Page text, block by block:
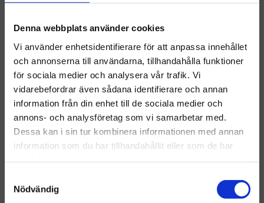
Denna webbplats använder cookies
Vi använder enhetsidentifierare för att anpassa innehållet
och annonserna till användarna, tillhandahålla funktioner
för sociala medier och analysera vår trafik. Vi
vidarebefordrar även sådana identifierare och annan
information från din enhet till de sociala medier och
annons- och analysföretag som vi samarbetar med.
Dessa kan i sin tur kombinera informationen med annan
information som du har tillhandahållit eller som de har
Nödvändig
​Saxmoppgarn Meraklon
Anpassad för stora ytor och
öppna golvytor Används
stativets position
324kr
KÖP
​Swep Single r-
Swep Single r-MicroTech Pro
är utvecklad för
professionella miljöer med
och hållbarhet
349kr
Lägg
Välkommen till hygieneleeds.se
Vill du handla som företag eller privatperson?
FÖRETAG